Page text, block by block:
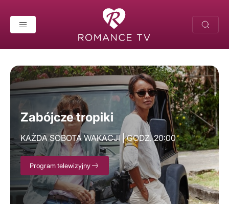
Strona główna
Zabójcze tropiki
KAŻDA SOBOTA WAKACJI | GODZ. 20:00
Program telewizyjny